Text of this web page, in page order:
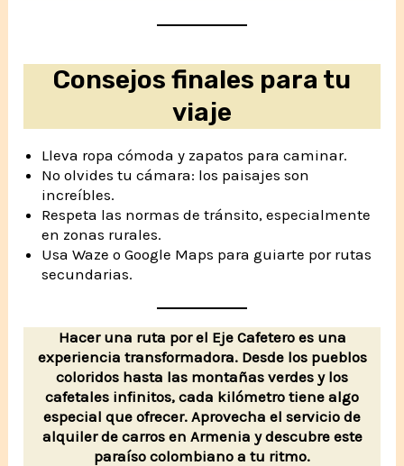
Consejos finales para tu
viaje
Lleva ropa cómoda y zapatos para caminar.
No olvides tu cámara: los paisajes son
increíbles.
Respeta las normas de tránsito, especialmente
en zonas rurales.
Usa Waze o Google Maps para guiarte por rutas
secundarias.
Hacer una ruta por el Eje Cafetero es una
experiencia transformadora. Desde los pueblos
coloridos hasta las montañas verdes y los
cafetales infinitos, cada kilómetro tiene algo
especial que ofrecer. Aprovecha el servicio de
alquiler de carros en Armenia y descubre este
paraíso colombiano a tu ritmo.